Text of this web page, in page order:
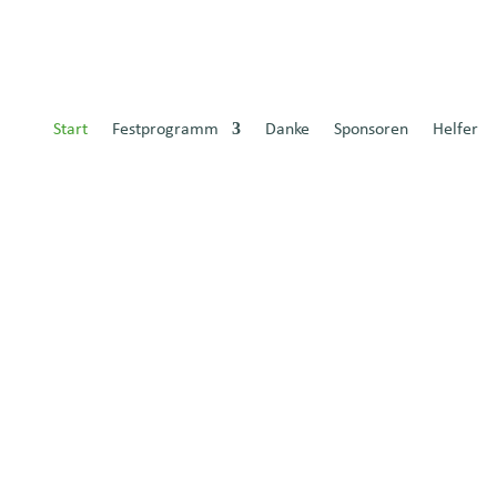
Start Festprogramm Danke Sponsoren Helfer